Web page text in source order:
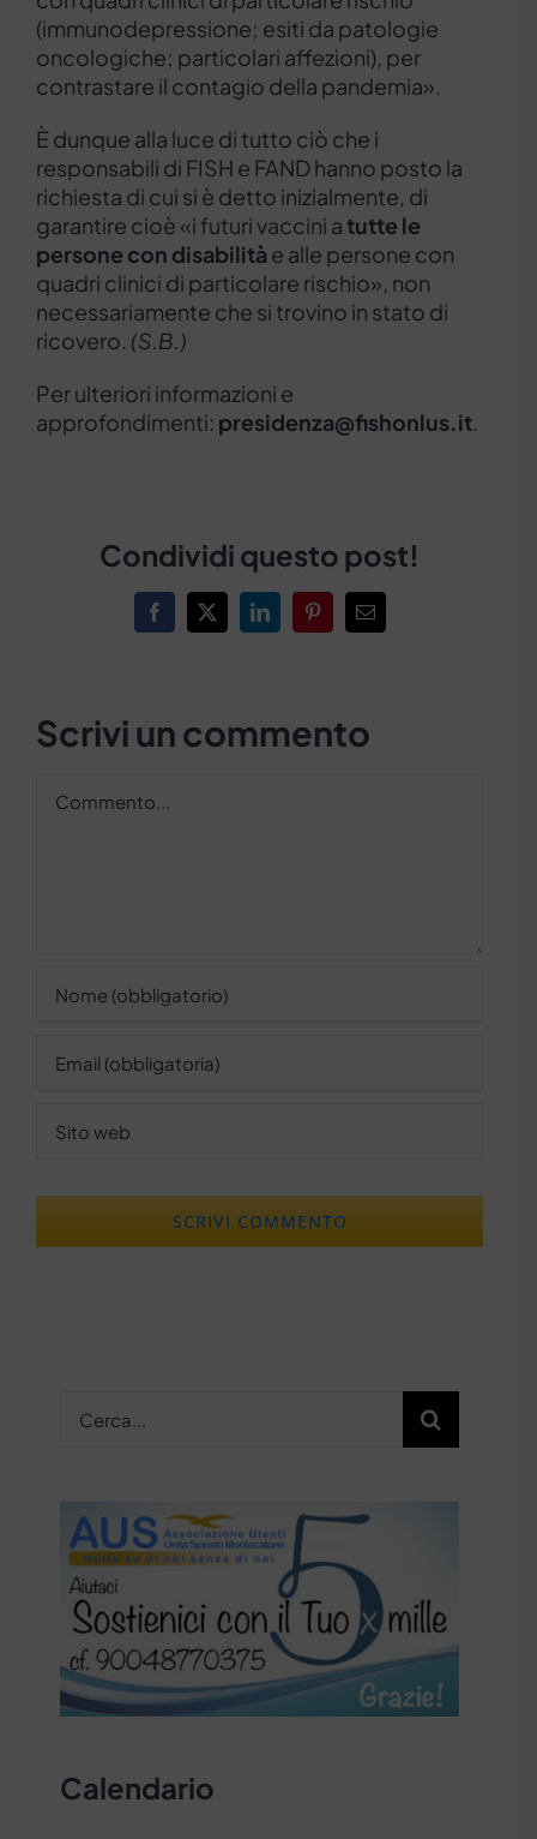
(immunodepressione; esiti da patologie
oncologiche; particolari affezioni), per
contrastare il contagio della pandemia».
È dunque alla luce di tutto ciò che i
responsabili di FISH e FAND hanno posto la
richiesta di cui si è detto inizialmente, di
garantire cioè «i futuri vaccini atutte le
persone con disabilità e alle persone con
quadri clinici di particolare rischio», non
necessariamente che si trovino in stato di
ricovero. (S.B.)
Per ulteriori informazioni e
approfondimenti: presidenza@fishonlus.it.
Condividi questo post!
Facebook
X LinkedInPinterestEmail
Scrivi un commento
per:
Calendario